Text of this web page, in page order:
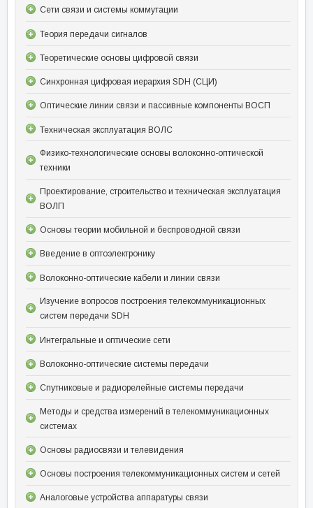
Сети связи и системы коммутации
Теория передачи сигналов
Теоретические основы цифровой связи
Синхронная цифровая иерархия SDH (СЦИ)
Оптические линии связи и пассивные компоненты ВОСП
Техническая эксплуатация ВОЛС
Физико-технологические основы волоконно-оптической
техники
Проектирование, строительство и техническая эксплуатация
ВОЛП
Основы теории мобильной и беспроводной связи
Введение в оптоэлектронику
Волоконно-оптические кабели и линии связи
Изучение вопросов построения телекоммуникационных
систем передачи SDH
Интегральные и оптические сети
Волоконно-оптические системы передачи
Спутниковые и радиорелейные системы передачи
Методы и средства измерений в телекоммуникационных
системах
Основы радиосвязи и телевидения
Основы построения телекоммуникационных систем и сетей
Аналоговые устройства аппаратуры связи